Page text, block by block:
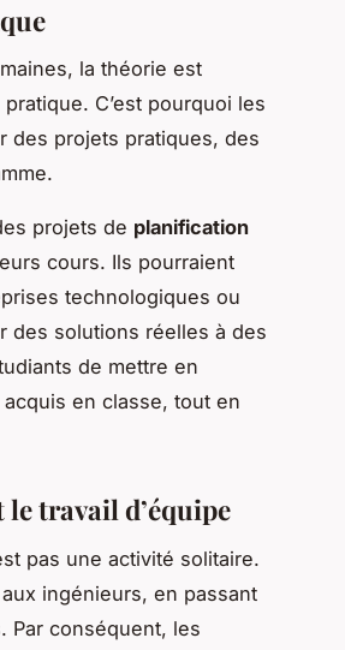
la théorie est
C’est pourquoi les
des projets pratiques, des
projets de planification
cours. Ils pourraient
technologiques ou
des solutions réelles à des
de mettre en
en classe, tout en
travail d’équipe
pas une activité solitaire.
ingénieurs, en passant
Par conséquent, les